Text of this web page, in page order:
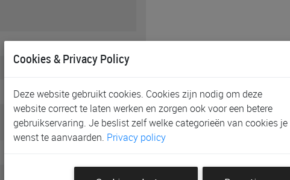
Cookies & Privacy Policy
Deze website gebruikt cookies. Cookies zijn nodig om deze
website correct te laten werken en zorgen ook voor een betere
gebruikservaring. Je beslist zelf welke categorieën van cookies je
wenst te aanvaarden. Privacy policy